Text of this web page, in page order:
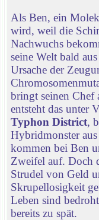
Als Ben, ein
wird, weil die
Nachwuchs
seine Welt bald
Ursache der
bringt seinen Chef
entsteht das unter
Typhon District,
Hybridmonster
kommen bei Ben
Zweifel auf. Doch
Strudel von Geld
Skrupellosigkeit
Leben sind
bereits zu spät.